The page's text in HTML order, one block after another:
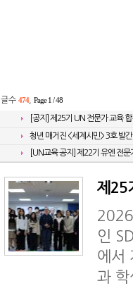
글수 474, Page 1 / 48
[공지] 제25기 UN 전문가 교육
청년 매거진 <세계시민> 3호 발간
[UN교육 공지] 제22기 유엔 전
제25
인
에서
과 학